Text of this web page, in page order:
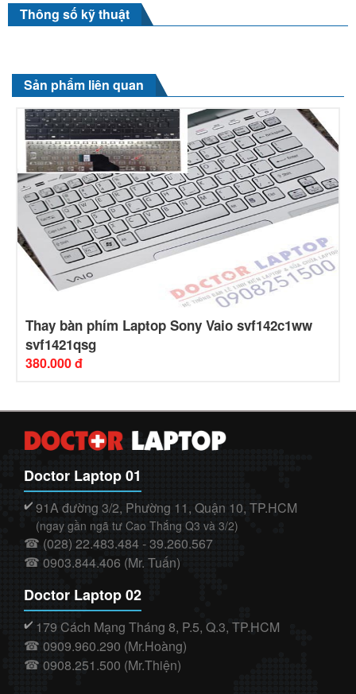
Thông số kỹ thuật
Sản phẩm liên quan
Thay bàn phím Laptop Sony Vaio svf142c1ww
svf1421qsg
380.000 đ
Doctor Laptop 01
✔️ 91A đường 3/2, Phường 11, Quận 10, TP.HCM
(ngay gần ngã tư Cao Thắng Q3 và 3/2)
☎ (028) 22.483.484 - 39.260.567
☎ 0903.844.406 (Mr. Tuấn)
Doctor Laptop 02
✔️ 179 Cách Mạng Tháng 8, P.5, Q.3, TP.HCM
☎ 0909.960.290 (Mr.Hoàng)
☎ 0908.251.500 (Mr.Thiện)